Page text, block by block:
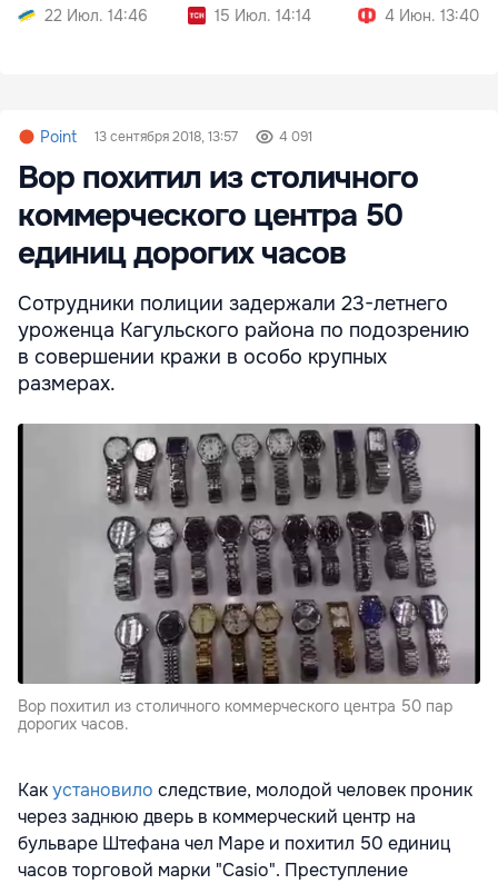
22 Июл. 14:46
15 Июл. 14:14
4 Июн. 13:40
Point 13 сентября 2018, 13:57 4 091
Вор похитил из столичного
коммерческого центра 50
единиц дорогих часов
Сотрудники полиции задержали 23-летнего
уроженца Кагульского района по подозрению
в совершении кражи в особо крупных
размерах.
Вор похитил из столичного коммерческого центра 50 пар
дорогих часов.
Какустановило следствие, молодой человек проник
через заднюю дверь в коммерческий центр на
бульваре Штефана чел Маре и похитил 50 единиц
часов торговой марки "Casio". Преступление